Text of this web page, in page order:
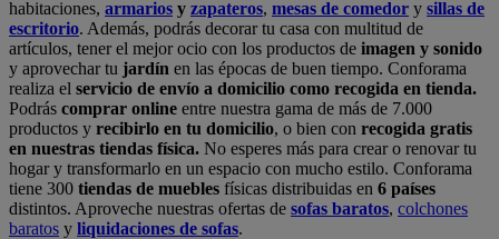
habitaciones, armarios y zapateros, mesas de comedor y sillas de
escritorio. Además, podrás decorar tu casa con multitud de
artículos, tener el mejor ocio con los productos de imagen y sonido
y aprovechar tu jardín en las épocas de buen tiempo. Conforama
realiza el servicio de envío a domicilio como recogida en tienda.
Podrás comprar online entre nuestra gama de más de 7.000
productos y recibirlo en tu domicilio, o bien con recogida gratis
en nuestras tiendas física. No esperes más para crear o renovar tu
hogar y transformarlo en un espacio con mucho estilo. Conforama
tiene 300 tiendas de muebles físicas distribuidas en 6 países
distintos. Aproveche nuestras ofertas de sofas baratos, colchones
baratos y liquidaciones de sofas.